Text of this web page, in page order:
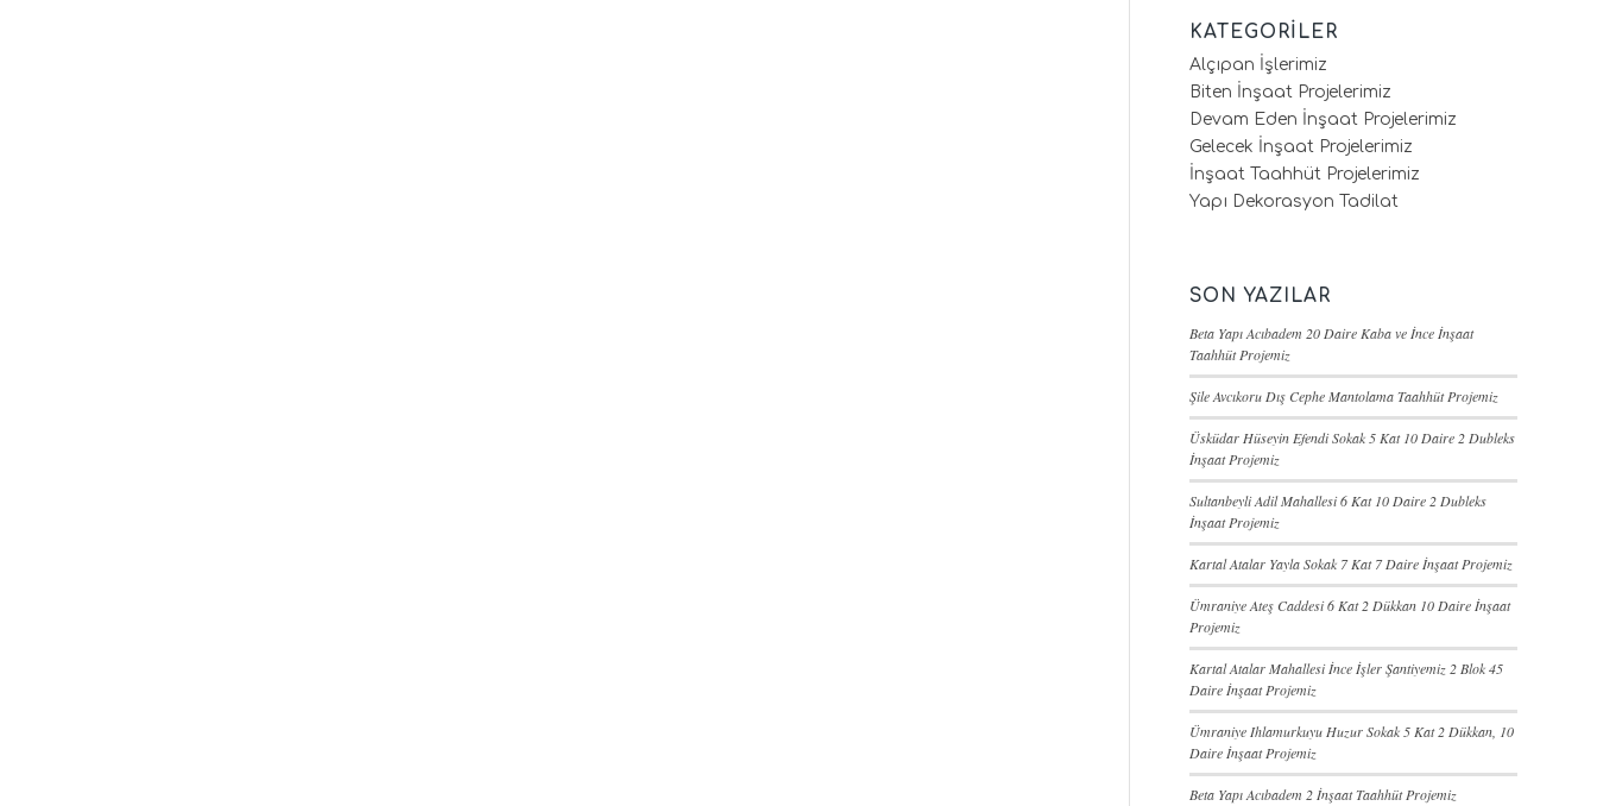
KATEGORILER
Alçıpan İşlerimiz
Biten İnşaat Projelerimiz
Devam Eden İnşaat Projelerimiz
Gelecek İnşaat Projelerimiz
İnşaat Taahhüt Projelerimiz
Yapı Dekorasyon Tadilat
SON YAZILAR
Beta Yapı Acıbadem 20 Daire Kaba ve İnce İnşaat
Taahhüt Projemiz
Şile Avcıkoru Dış Cephe Mantolama Taahhüt Projemiz
Üsküdar Hüseyin Efendi Sokak 5 Kat 10 Daire 2 Dubleks
İnşaat Projemiz
Sultanbeyli Adil Mahallesi 6 Kat 10 Daire 2 Dubleks
İnşaat Projemiz
Kartal Atalar Yayla Sokak 7 Kat 7 Daire İnşaat Projemiz
Ümraniye Ateş Caddesi 6 Kat 2 Dükkan 10 Daire İnşaat
Projemiz
Kartal Atalar Mahallesi İnce İşler Şantiyemiz 2 Blok 45
Daire İnşaat Projemiz
Ümraniye Ihlamurkuyu Huzur Sokak 5 Kat 2 Dükkan, 10
Daire İnşaat Projemiz
Beta Yapı Acıbadem 2 İnşaat Taahhüt Projemiz